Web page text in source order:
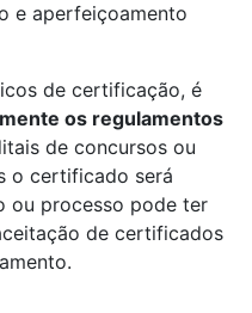
e aperfeiçoamento
de certificação, é
os regulamentos
de concursos ou
o certificado será
ou processo pode ter
de certificados